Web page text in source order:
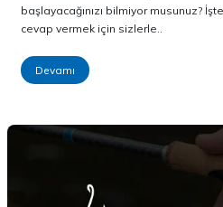
başlayacağınızı bilmiyor musunuz?
cevap vermek için sizlerle..
Devamı